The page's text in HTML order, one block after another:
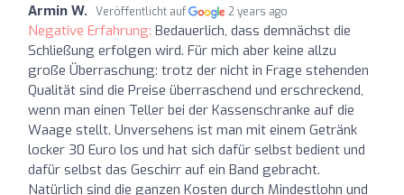
Armin W. Veröffentlicht auf 2 years ago
Negative Erfahrung: Bedauerlich, dass demnächst die
Schließung erfolgen wird. Für mich aber keine allzu
große Überraschung: trotz der nicht in Frage stehenden
Qualität sind die Preise überraschend und erschreckend,
wenn man einen Teller bei der Kassenschranke auf die
Waage stellt. Unversehens ist man mit einem Getränk
locker 30 Euro los und hat sich dafür selbst bedient und
dafür selbst das Geschirr auf ein Band gebracht.
Natürlich sind die ganzen Kosten durch Mindestlohn und